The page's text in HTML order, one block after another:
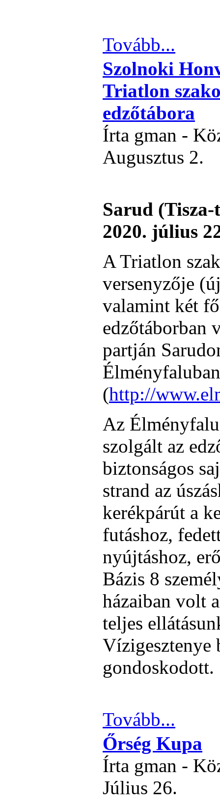
Tovább...
Szolnoki
Triatlon
edzőtábora
Írta gman -
Augusztus 2.
Sarud
2020. július
A Triatlon
versenyzője
valamint két
edzőtáborban
partján
Élményfaluban
(http://
Az
szolgált az
biztonságos
strand az
kerékpárút a
futáshoz,
nyújtáshoz,
Bázis 8
házaiban volt
teljes
Vízigesztenye
gondoskodott.
Tovább...
Őrség Kupa
Írta gman -
Július 26.